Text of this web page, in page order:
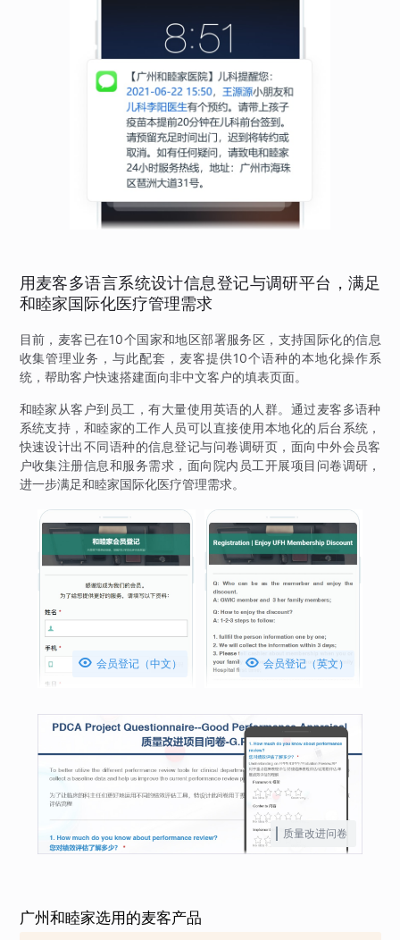
用麦客多语言系统设计信息登记与调研平台，满足
和睦家国际化医疗管理需求
目前，麦客已在10个国家和地区部署服务区，支持国际化的信息
收集管理业务，与此配套，麦客提供10个语种的本地化操作系
统，帮助客户快速搭建面向非中文客户的填表页面。
和睦家从客户到员工，有大量使用英语的人群。通过麦客多语种
系统支持，和睦家的工作人员可以直接使用本地化的后台系统，
快速设计出不同语种的信息登记与问卷调研页，面向中外会员客
户收集注册信息和服务需求，面向院内员工开展项目问卷调研，
进一步满足和睦家国际化医疗管理需求。
 会员登记（中文）  会员登记（英文）
质量改进问卷
广州和睦家选用的麦客产品